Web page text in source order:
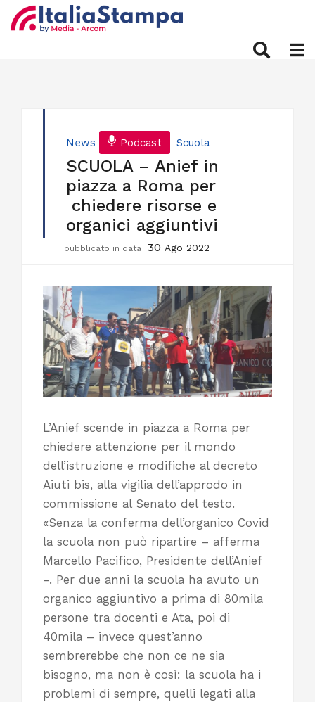
News Podcast Scuola
SCUOLA – Anief in
piazza a Roma per
chiedere risorse e
organici aggiuntivi
pubblicato in data 30 Ago 2022
L’Anief scende in piazza a Roma per
chiedere attenzione per il mondo
dell’istruzione e modifiche al decreto
Aiuti bis, alla vigilia dell’approdo in
commissione al Senato del testo.
«Senza la conferma dell’organico Covid
la scuola non può ripartire – afferma
Marcello Pacifico, Presidente dell’Anief
-. Per due anni la scuola ha avuto un
organico aggiuntivo a prima di 80mila
persone tra docenti e Ata, poi di
40mila – invece quest’anno
sembrerebbe che non ce ne sia
bisogno, ma non è così: la scuola ha i
problemi di sempre, quelli legati alla